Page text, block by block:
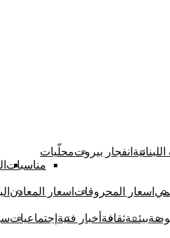
انفجار بيروتمحلّيات
مناسبات
اسعار المحروقات اسعار المعادن
بيئــةثقافة أخبار فنية إجتماعيات